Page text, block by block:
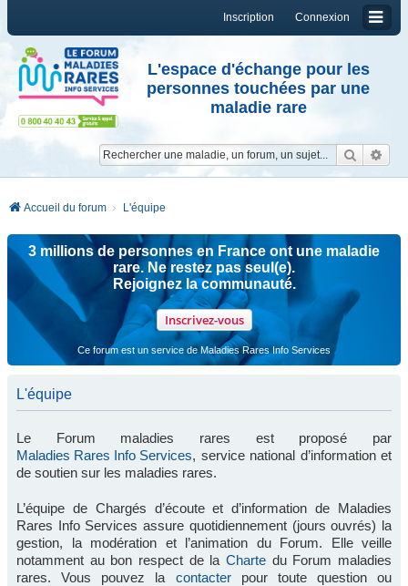
Connexion
Inscription
L'espace d'échange pour les
personnes touchées par une
maladie rare
Accueil du forum L'équipe
3 millions de personnes en France ont une maladie
rare. Ne restez pas seul(e).
Rejoignez la communauté.
Inscrivez-vous
Ce forum est un service de Maladies Rares Info Services
L'équipe
Le Forum maladies rares est proposé par
Maladies Rares Info Services, service national d’information et
de soutien sur les maladies rares.
L’équipe de Chargés d’écoute et d’information de Maladies
Rares Info Services assure quotidiennement (jours ouvrés) la
gestion, la modération et l’animation du Forum. Elle veille
notamment au bon respect de la Charte du Forum maladies
rares. Vous pouvez la contacterpour toute question ou